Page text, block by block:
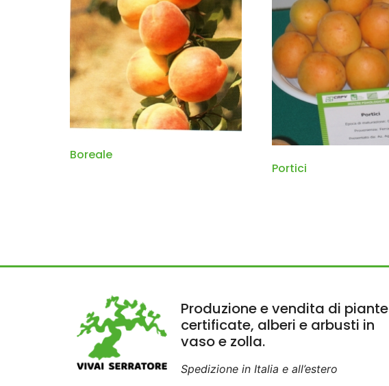
Boreale
Portici
Produzione e vendita di piante
certificate, alberi e arbusti in
vaso e zolla.
Spedizione in Italia e all’estero